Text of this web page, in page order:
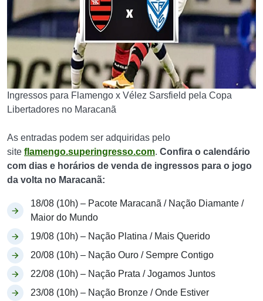
Ingressos para Flamengo x Vélez Sarsfield pela Copa
Libertadores no Maracanã
As entradas podem ser adquiridas pelo
site flamengo.superingresso.com. Confira o calendário
com dias e horários de venda de ingressos para o jogo
da volta no Maracanã:
18/08 (10h) – Pacote Maracanã / Nação Diamante /
Maior do Mundo
19/08 (10h) – Nação Platina / Mais Querido
20/08 (10h) – Nação Ouro / Sempre Contigo
22/08 (10h) – Nação Prata / Jogamos Juntos
23/08 (10h) – Nação Bronze / Onde Estiver